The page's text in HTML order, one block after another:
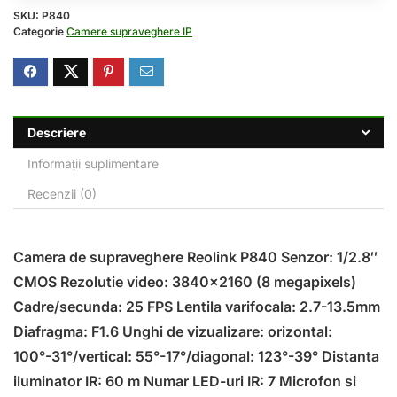
SKU: P840
Categorie Camere supraveghere IP
Descriere
Informații suplimentare
Recenzii (0)
Camera de supraveghere Reolink P840 Senzor: 1/2.8″
CMOS Rezolutie video: 3840×2160 (8 megapixels)
Cadre/secunda: 25 FPS Lentila varifocala: 2.7-13.5mm
Diafragma: F1.6 Unghi de vizualizare: orizontal:
100°-31°/vertical: 55°-17°/diagonal: 123°-39° Distanta
iluminator IR: 60 m Numar LED-uri IR: 7 Microfon si